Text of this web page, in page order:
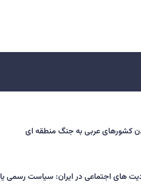
کشورهای عربی به جنگ منطقه ای
های اجتماعی در ایران: سیاست رسمی یا